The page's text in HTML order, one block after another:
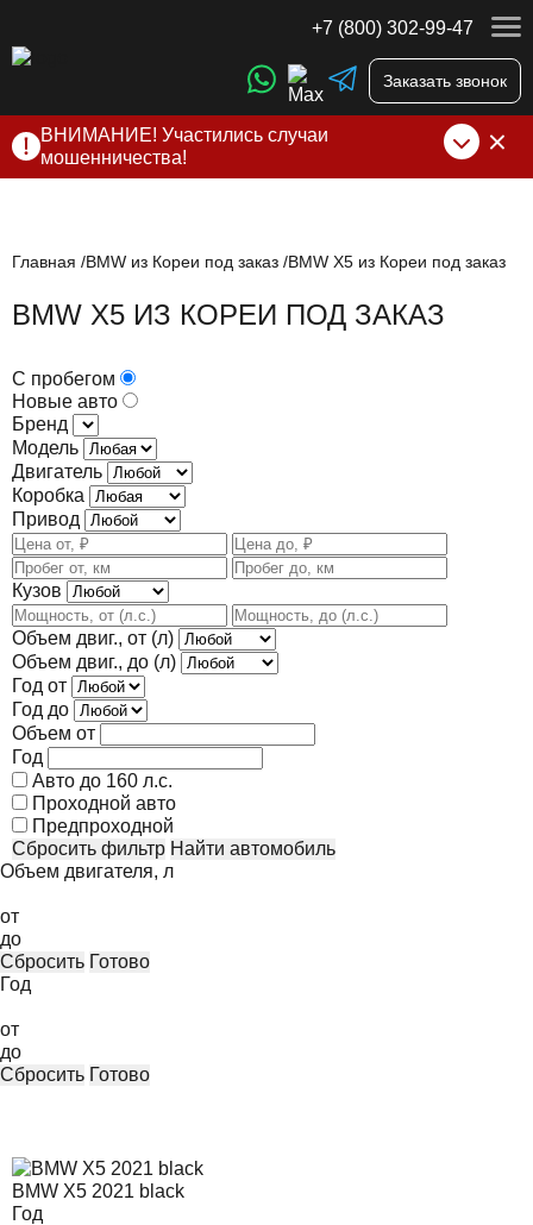
+7 (800) 302-99-47
Заказать звонок
ВНИМАНИЕ! Участились случаи
мошенничества!
нами по официальнымконтактам, указанным в соц сетях
Главная BMW из Кореи под заказ BMW X5 из Кореи под заказ
BMW X5 ИЗ КОРЕИ ПОД ЗАКАЗ
С пробегом
Новые авто
Бренд
Модель
Двигатель
Коробка
Привод
Кузов
Объем двиг., от (л)
Объем двиг., до (л)
Год от
Год до
Объем от
Год
Авто до 160 л.с.
Проходной авто
Предпроходной
Сбросить фильтр
Найти автомобиль
Объем двигателя, л
от
до
Сбросить Готово
Год
от
до
Сбросить Готово
BMW X5 2021 black
Год